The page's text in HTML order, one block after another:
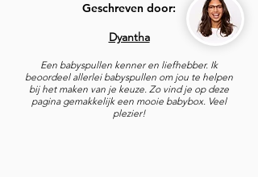
Geschreven door:
Dyantha
Een babyspullen kenner en liefhebber. Ik
beoordeel allerlei babyspullen om jou te helpen
bij het maken van je keuze. Zo vind je op deze
pagina gemakkelijk een mooie babybox. Veel
plezier!